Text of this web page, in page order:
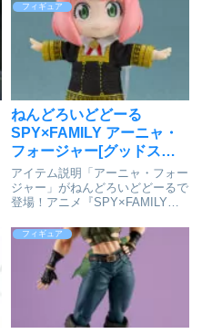
フィギュア
ねんどろいどどーる
SPY×FAMILY アーニャ・
フォージャー[グッドスマ
イルカンパニー]が予約受
付開始
アイテム説明「アーニャ・フォー
ジャー」がねんどろいどどーるで
登場！アニメ『SPY×FAMILY』
者「アーニャ・フォージャー」が
ねんどろいどどーる化！※肌の色
味はキャラクターのオリジナルカ
ラーを採用しています。※...
フィギュア